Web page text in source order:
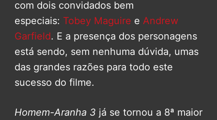
com dois convidados bem
especiais: Tobey Maguire e Andrew
Garfield. E a presença dos personagens
está sendo, sem nenhuma dúvida, umas
das grandes razões para todo este
sucesso do filme.
Homem-Aranha 3 já se tornou a 8ª maior